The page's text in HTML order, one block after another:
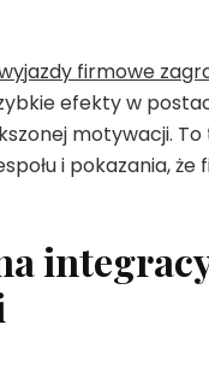
firmowe
efekty w
motywacji.
i pokazania,